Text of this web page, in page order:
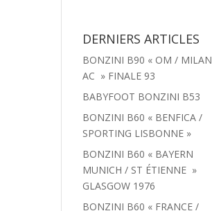
DERNIERS ARTICLES
BONZINI B90 « OM / MILAN
AC » FINALE 93
BABYFOOT BONZINI B53
BONZINI B60 « BENFICA /
SPORTING LISBONNE »
BONZINI B60 « BAYERN
MUNICH / ST ÉTIENNE »
GLASGOW 1976
BONZINI B60 « FRANCE /